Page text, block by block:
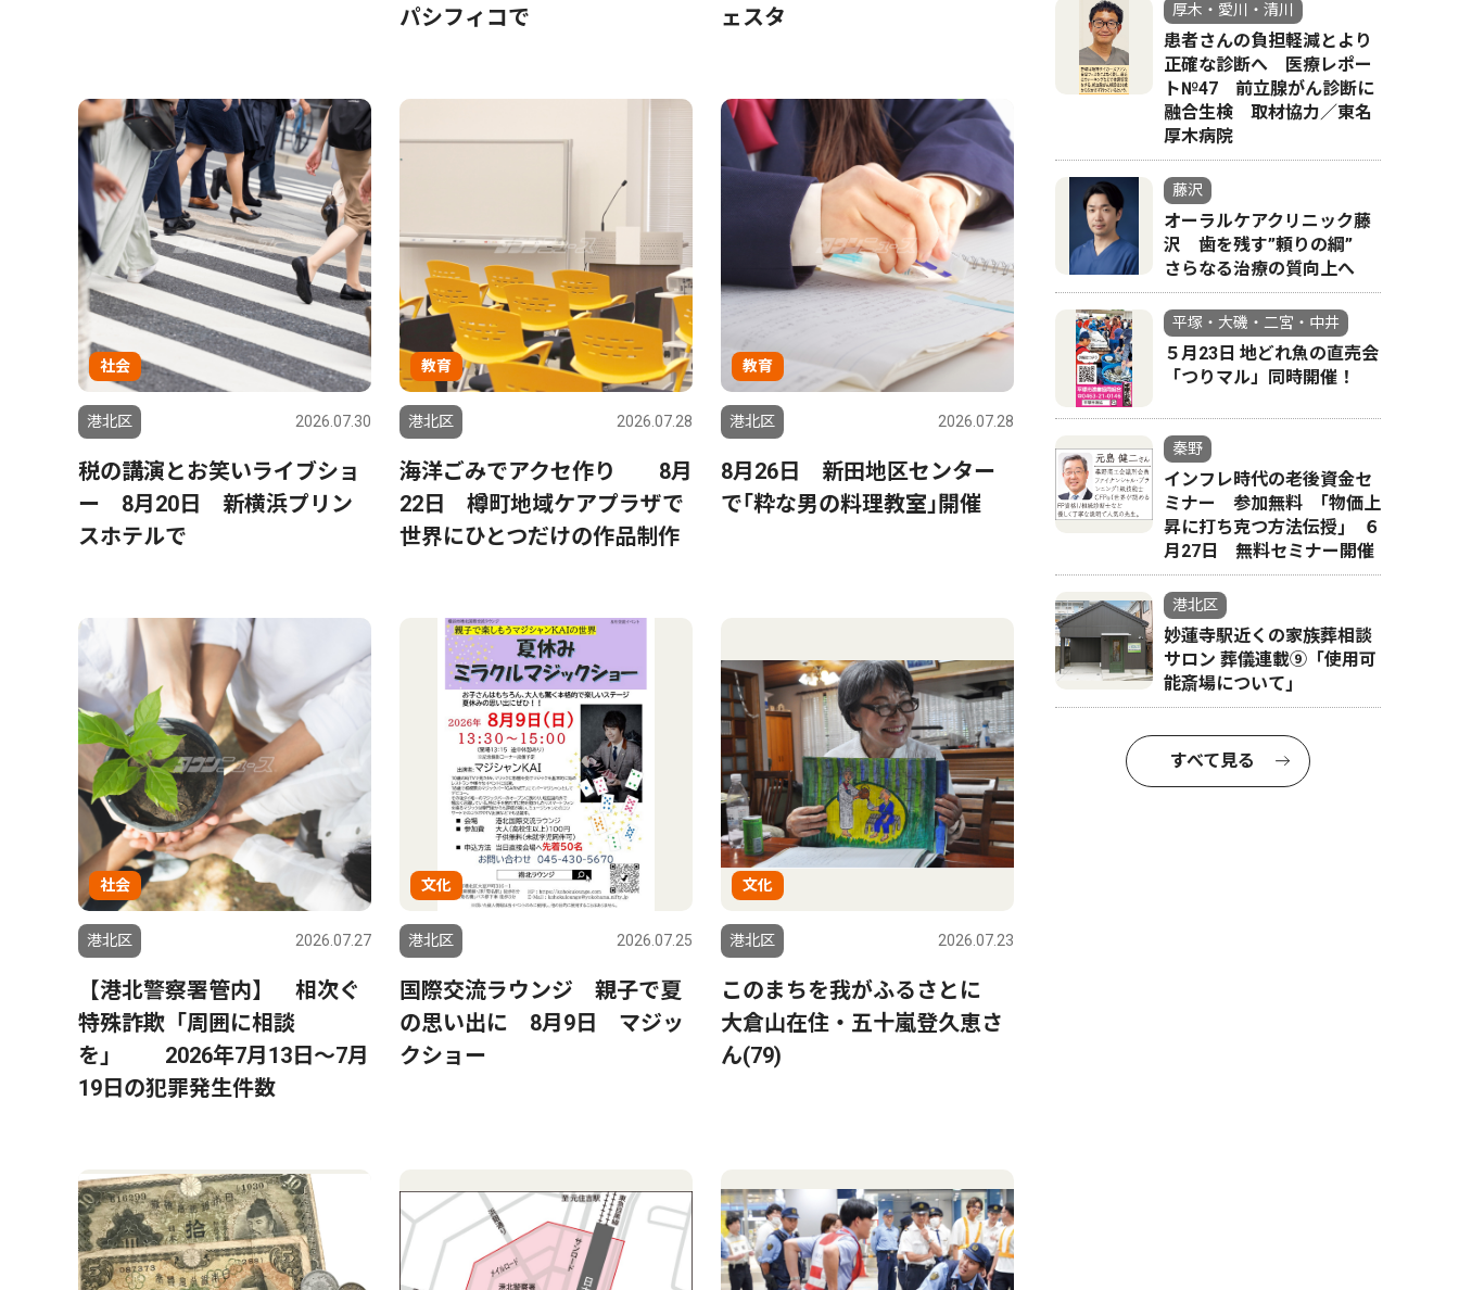
パシフィコで
ェスタ
社会
港北区 2026.07.30
税の講演とお笑いライブショ
ー 8月20日 新横浜プリン
スホテルで
教育
港北区 2026.07.28
海洋ごみでアクセ作り 8月
22日 樽町地域ケアプラザで
世界にひとつだけの作品制作
教育
港北区 2026.07.28
8月26日 新田地区センター
で｢粋な男の料理教室｣開催
社会
港北区 2026.07.27
【港北警察署管内】 相次ぐ
特殊詐欺「周囲に相談
を」 2026年7月13日〜7月
19日の犯罪発生件数
文化
港北区 2026.07.25
国際交流ラウンジ 親子で夏
の思い出に 8月9日 マジッ
クショー
文化
港北区 2026.07.23
このまちを我がふるさとに
大倉山在住・五十嵐登久恵さ
ん(79)
厚木・愛川・清川
患者さんの負担軽減とより
正確な診断へ 医療レポー
ト№47 前立腺がん診断に
融合生検 取材協力／東名
厚木病院
藤沢
オーラルケアクリニック藤
沢 歯を残す”頼りの綱”
さらなる治療の質向上へ
平塚・大磯・二宮・中井
５月23日 地どれ魚の直売会
「つりマル」同時開催！
秦野
インフレ時代の老後資金セ
ミナー 参加無料 ｢物価上
昇に打ち克つ方法伝授｣ ６
月27日 無料セミナー開催
港北区
妙蓮寺駅近くの家族葬相談
サロン 葬儀連載⑨「使用可
能斎場について｣
すべて見る